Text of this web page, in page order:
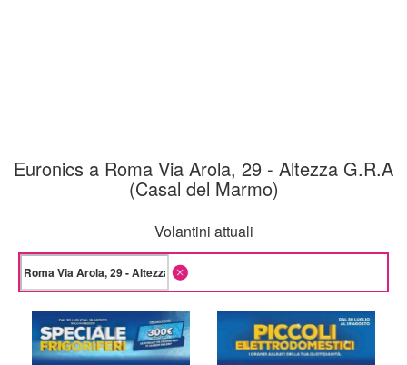
Euronics a Roma Via Arola, 29 - Altezza G.R.A
(Casal del Marmo)
Volantini attuali